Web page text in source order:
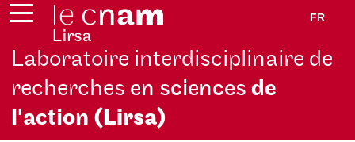
FR
Laboratoire interdisciplinaire de
recherches en sciencesde
l'action (Lirsa)